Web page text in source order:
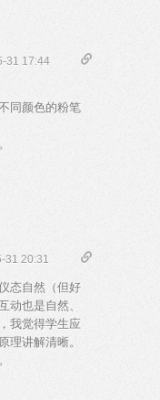
31 17:44
同颜色的粉笔
31 20:31
态自然（但好
动也是自然、
我觉得学生应
理讲解清晰。